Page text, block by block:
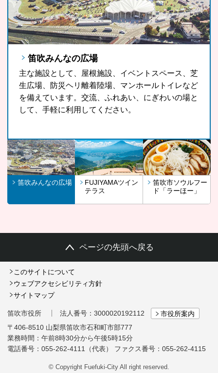
笛吹みんなの広場
主な施設として、屋根施設、イベントスペース、芝
生広場、防災ヘリ離着陸場、マンホールトイレなど
を備えています。交流、ふれあい、にぎわいの場と
して、手軽に利用してください。
FUJIYAMAツインテラス
FUJIYAMAツインテラスは、河口湖や山中湖、世界
文化遺産に登録されている富士山が一望できる眺望
スポットです。
笛吹市ソウルフード「ラーほー」
山梨県の郷土料理である「ほうとう」をもっと気軽
に、もっと多くの観光客の皆さんに、また地域の皆
さんに召し上がっていただきたいという思いから開
発したラーほー。お気に入りの1杯を見つけてみま
笛吹みんなの広場
FUJIYAMAツイン
テラス
笛吹市ソウルフー
ド「ラーほー」
ページの先頭へ戻る
このサイトについて
ウェブアクセシビリティ方針
サイトマップ
笛吹市役所 法人番号：3000020192112
市役所案内
〒406-8510 山梨県笛吹市石和町市部777
業務時間：午前8時30分から午後5時15分
電話番号：055-262-4111（代表）
ファクス番号：055-262-4115
© Copyright Fuefuki-City All right reserved.